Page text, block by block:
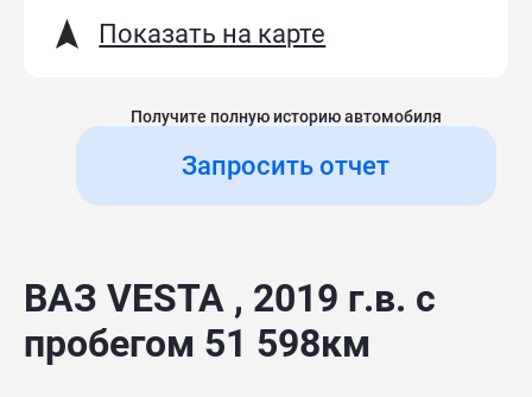
Показать на карте
Получите полную историю автомобиля
Запросить отчет
ВАЗ VESTA , 2019 г.в. с
пробегом 51 598км